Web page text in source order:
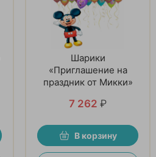
Шарики
«Приглашение на
праздник от Микки»
7 262 ₽
В корзину